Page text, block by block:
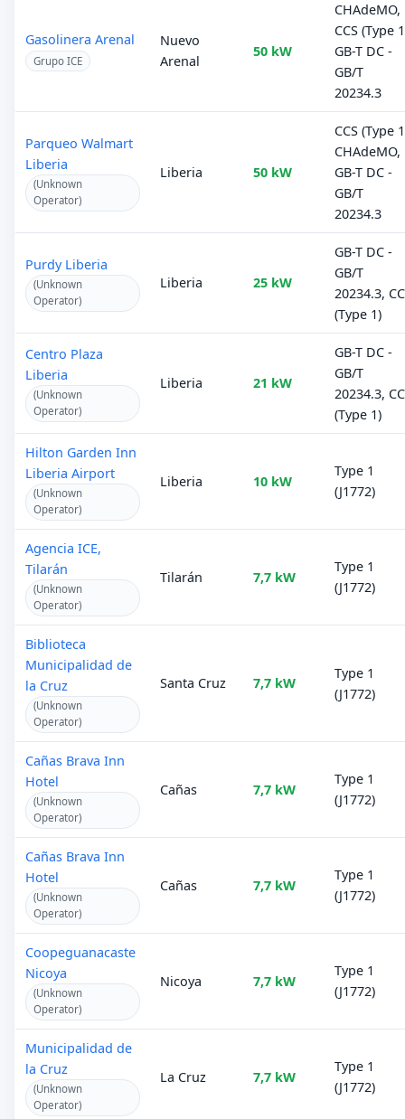
Gasolinera Arenal
Grupo ICE
Nuevo
Arenal
50 kW
CHAdeMO,
CCS (Type
GB-T DC -
GB/T
20234.3
Parqueo Walmart
Liberia
(Unknown
Operator)
Liberia 50 kW
CCS (Type
CHAdeMO,
GB-T DC -
GB/T
20234.3
Purdy Liberia
(Unknown
Operator)
Liberia 25 kW
GB-T DC -
GB/T
20234.3,
(Type 1)
Centro Plaza
Liberia
(Unknown
Operator)
Liberia 21 kW
GB-T DC -
GB/T
20234.3,
(Type 1)
Hilton Garden Inn
Liberia Airport
(Unknown
Operator)
Liberia 10 kW
Type 1
(J1772)
Agencia ICE,
Tilarán
(Unknown
Operator)
Tilarán 7,7 kW
Type 1
(J1772)
Biblioteca
Municipalidad de
la Cruz
(Unknown
Operator)
Santa Cruz 7,7 kW
Type 1
(J1772)
Cañas Brava Inn
Hotel
(Unknown
Operator)
Cañas 7,7 kW
Type 1
(J1772)
Cañas Brava Inn
Hotel
(Unknown
Operator)
Cañas 7,7 kW
Type 1
(J1772)
Coopeguanacaste
Nicoya
(Unknown
Operator)
Nicoya 7,7 kW
Type 1
(J1772)
Municipalidad de
la Cruz
(Unknown
Operator)
La Cruz 7,7 kW
Type 1
(J1772)